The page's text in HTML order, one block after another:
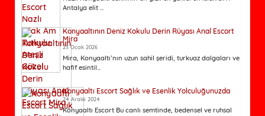
Antalya elit ...
Konyaaltının Deniz Kokulu Derin Rüyası Anal Escort
Mira
23 Ocak 2026
Mira, Konyaaltı’nın uzun sahil şeridi, turkuaz dalgaları ve
hafif esintil...
Konyaaltı Escort Sağlık ve Esenlik Yolculuğunuzda
24 Aralık 2024
Konyaaltı Escort Bu canlı semtinde, bedensel ve ruhsal